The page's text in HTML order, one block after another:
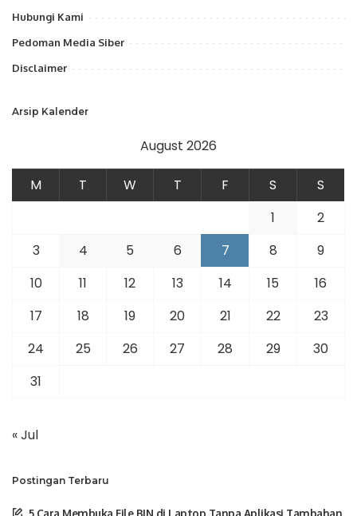
Hubungi Kami
Pedoman Media Siber
Disclaimer
Arsip Kalender
August 2026
M T W T F S
S
1
2
3
4 5 6 7 8
9
10
11 12 13 14 15
16
17
18 19 20 21 22
23
24
25 26 27 28 29
30
31
« Jul
Postingan Terbaru
5 Cara Membuka File BIN di Laptop Tanpa Aplikasi Tambahan